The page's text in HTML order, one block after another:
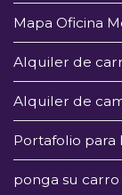
Mapa Oficina
Alquiler de
Alquiler de
Portafolio para
ponga su